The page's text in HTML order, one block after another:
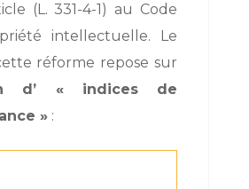
(L. 331-4-1) au Code
intellectuelle. Le
réforme repose sur
d’ « indices de
» :